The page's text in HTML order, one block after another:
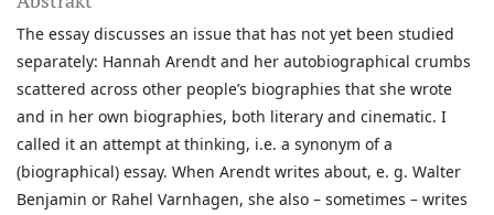
The essay discusses an issue that has not yet been studied
separately: Hannah Arendt and her autobiographical crumbs
scattered across other people’s biographies that she wrote
and in her own biographies, both literary and cinematic. I
called it an attempt at thinking, i.e. a synonym of a
(biographical) essay. When Arendt writes about, e. g. Walter
Benjamin or Rahel Varnhagen, she also – sometimes – writes